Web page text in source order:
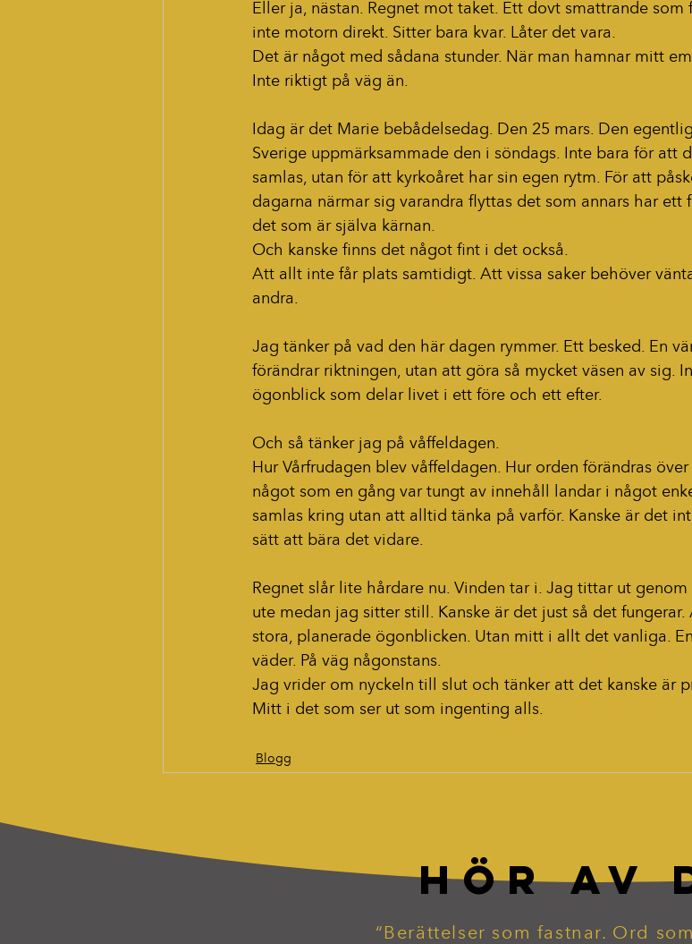
Eller ja, nästan. Regnet mot taket. Ett dovt smattrande
inte motorn direkt. Sitter bara kvar. Låter det vara.
Det är något med sådana stunder. När man hamnar mitt
Inte riktigt på väg än.
Idag är det Marie bebådelsedag. Den 25 mars. Den
Sverige uppmärksammade den i söndags. Inte bara för att
samlas, utan för att kyrkoåret har sin egen rytm. För att
dagarna närmar sig varandra flyttas det som annars har ett
det som är själva kärnan.
Och kanske finns det något fint i det också.
Att allt inte får plats samtidigt. Att vissa saker behöver
andra.
Jag tänker på vad den här dagen rymmer. Ett besked. En
förändrar riktningen, utan att göra så mycket väsen av sig.
ögonblick som delar livet i ett före och ett efter.
Och så tänker jag på våffeldagen.
Hur Vårfrudagen blev våffeldagen. Hur orden förändras
något som en gång var tungt av innehåll landar i något
samlas kring utan att alltid tänka på varför. Kanske är det
sätt att bära det vidare.
Regnet slår lite hårdare nu. Vinden tar i. Jag tittar ut
ute medan jag sitter still. Kanske är det just så det
stora, planerade ögonblicken. Utan mitt i allt det vanliga.
väder. På väg någonstans.
Jag vrider om nyckeln till slut och tänker att det kanske är
Mitt i det som ser ut som ingenting alls.
Blogg
HÖR AV
“Berättelser som fastnar. Ord